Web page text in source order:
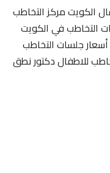
الكويت مركز التخاطب
التخاطب في الكويت
جلسات التخاطب
للاطفال دكتور نطق